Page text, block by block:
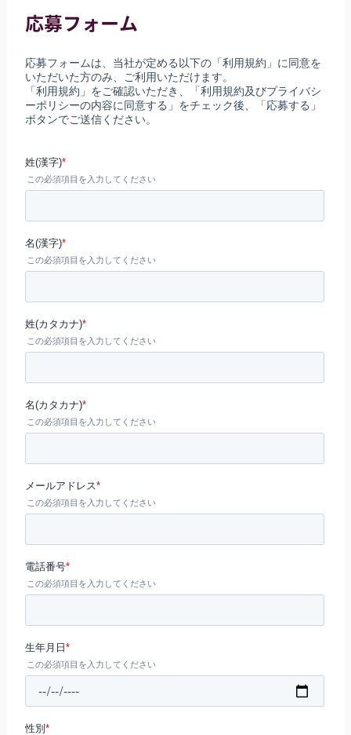
応募フォーム